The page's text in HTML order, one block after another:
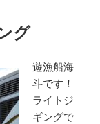
グ
遊漁船海
斗です！
ライトジ
ギングで